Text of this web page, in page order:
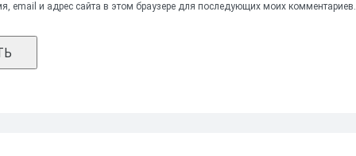
email и адрес сайта в этом браузере для последующих моих комментариев.